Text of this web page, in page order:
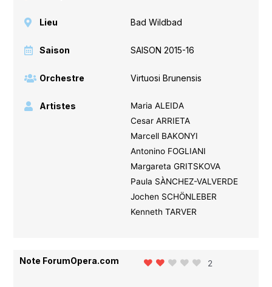
Lieu Bad Wildbad
Saison SAISON 2015-16
Orchestre Virtuosi Brunensis
Artistes
Maria ALEIDA
Cesar ARRIETA
Marcell BAKONYI
Antonino FOGLIANI
Margareta GRITSKOVA
Paula SÀNCHEZ-VALVERDE
Jochen SCHÖNLEBER
Kenneth TARVER
Note ForumOpera.com 2